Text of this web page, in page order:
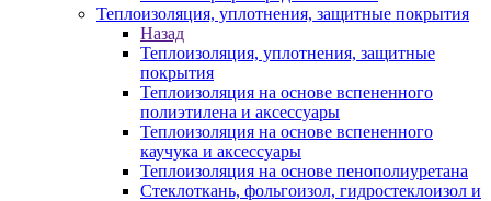
Теплоизоляция, уплотнения, защитные покрытия
Назад
Теплоизоляция, уплотнения, защитные
покрытия
Теплоизоляция на основе вспененного
полиэтилена и аксессуары
Теплоизоляция на основе вспененного
каучука и аксессуары
Теплоизоляция на основе пенополиуретана
Стеклоткань, фольгоизол, гидростеклоизол и